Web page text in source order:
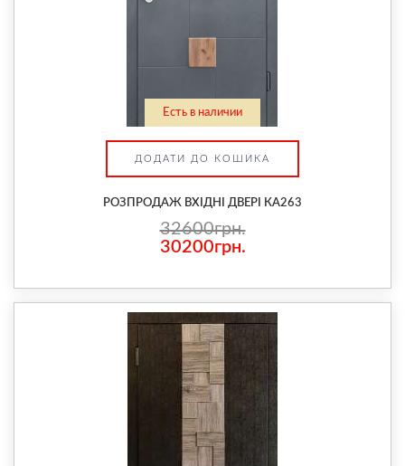
Есть в наличии
ДОДАТИ ДО КОШИКА
РОЗПРОДАЖ ВХІДНІ ДВЕРІ КА263
32600грн.
30200грн.